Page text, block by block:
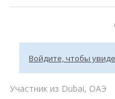
Войдите, чтобы
Участник из Dubai, ОАЭ